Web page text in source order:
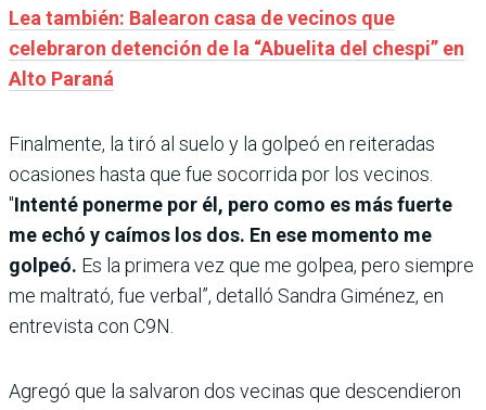
Lea también: Balearon casa de vecinos que
celebraron detención de la “Abuelita del chespi” en
Alto Paraná
Finalmente, la tiró al suelo y la golpeó en reiteradas
ocasiones hasta que fue socorrida por los vecinos.
"Intenté ponerme por él, pero como es más fuerte
me echó y caímos los dos. En ese momento me
golpeó. Es la primera vez que me golpea, pero siempre
me maltrató, fue verbal”, detalló Sandra Giménez, en
entrevista con C9N.
Agregó que la salvaron dos vecinas que descendieron